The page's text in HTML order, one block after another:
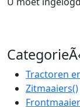
Tractoren
Zitmaaiers()